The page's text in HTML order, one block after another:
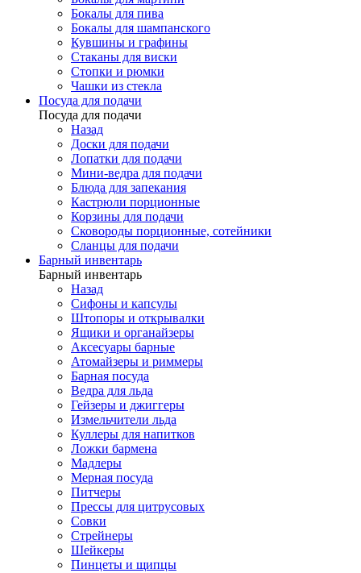
Бокалы для пива
Бокалы для шампанского
Кувшины и графины
Стаканы для виски
Стопки и рюмки
Чашки из стекла
Посуда для подачи
Посуда для подачи
Назад
Доски для подачи
Лопатки для подачи
Мини-ведра для подачи
Блюда для запекания
Кастрюли порционные
Корзины для подачи
Сковороды порционные, сотейники
Сланцы для подачи
Барный инвентарь
Барный инвентарь
Назад
Сифоны и капсулы
Штопоры и открывалки
Ящики и органайзеры
Аксесуары барные
Атомайзеры и риммеры
Барная посуда
Ведра для льда
Гейзеры и джиггеры
Измельчители льда
Куллеры для напитков
Ложки бармена
Мадлеры
Мерная посуда
Питчеры
Прессы для цитрусовых
Совки
Стрейнеры
Шейкеры
Пинцеты и щипцы